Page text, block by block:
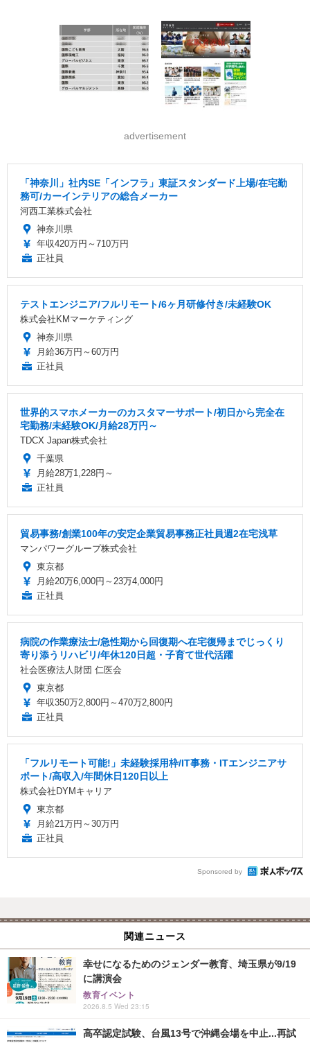
advertisement
「神奈川」社内SE「インフラ」東証スタンダード上場/在宅勤
務可/カーインテリアの総合メーカー
河西工業株式会社
神奈川県
年収420万円～710万円
正社員
テストエンジニア/フルリモート/6ヶ月研修付き/未経験OK
株式会社KMマーケティング
神奈川県
月給36万円～60万円
正社員
世界的スマホメーカーのカスタマーサポート/初日から完全在
宅勤務/未経験OK/月給28万円～
TDCX Japan株式会社
千葉県
月給28万1,228円～
正社員
貿易事務/創業100年の安定企業貿易事務正社員週2在宅浅草
マンパワーグループ株式会社
東京都
月給20万6,000円～23万4,000円
正社員
病院の作業療法士/急性期から回復期へ在宅復帰までじっくり
寄り添うリハビリ/年休120日超・子育て世代活躍
社会医療法人財団 仁医会
東京都
年収350万2,800円～470万2,800円
正社員
「フルリモート可能!」未経験採用枠/IT事務・ITエンジニアサ
ポート/高収入/年間休日120日以上
株式会社DYMキャリア
東京都
月給21万円～30万円
正社員
Sponsored by
関連ニュース
幸せになるためのジェンダー教育、埼玉県が9/19
に講演会
教育イベント
2026.8.5 Wed 23:15
高卒認定試験、台風13号で沖縄会場を中止...再試